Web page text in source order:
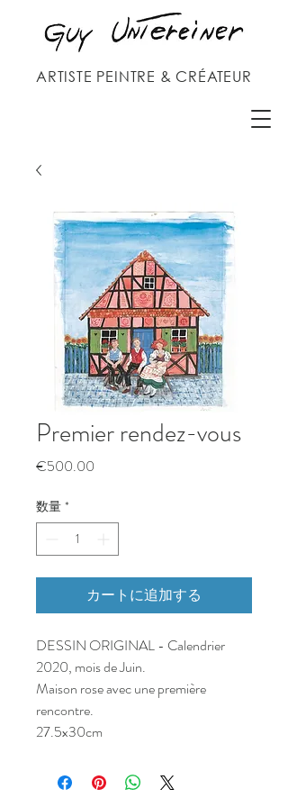
ARTISTE PEINTRE & CRÉATEUR
Premier rendez-vous
€500.00
数量 *
カートに追加する
DESSIN ORIGINAL - Calendrier
2020, mois de Juin.
Maison rose avec une première
rencontre.
27.5x30cm